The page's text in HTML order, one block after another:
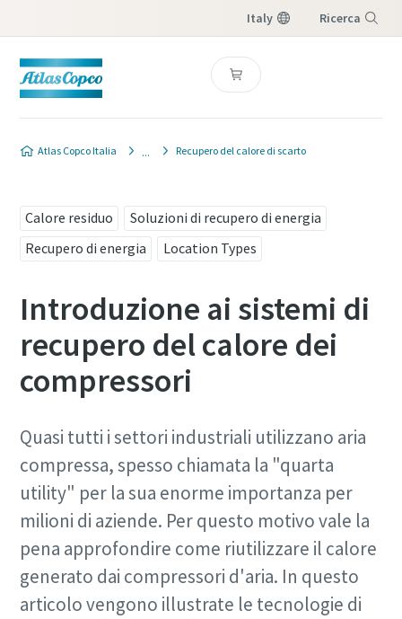
Italy Ricerca
Atlas Copco Italia Recupero del calore di scarto
Calore residuo
Soluzioni di recupero di energia
Recupero di energia
Location Types
Introduzione ai sistemi di
recupero del calore dei
compressori
Quasi tutti i settori industriali utilizzano aria
compressa, spesso chiamata la "quarta
utility" per la sua enorme importanza per
milioni di aziende. Per questo motivo vale la
pena approfondire come riutilizzare il calore
generato dai compressori d'aria. In questo
articolo vengono illustrate le tecnologie di